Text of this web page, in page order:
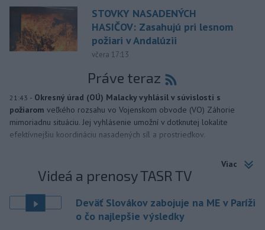
STOVKY NASADENÝCH
HASIČOV: Zasahujú pri lesnom
požiari v Andalúzii
včera 17:13
Práve teraz
21:43 - Okresný úrad (OÚ) Malacky vyhlásil v súvislosti s
požiarom veľkého rozsahu vo Vojenskom obvode (VO) Záhorie
mimoriadnu situáciu. Jej vyhlásenie umožní v dotknutej lokalite
efektívnejšiu koordináciu nasadených síl a prostriedkov.
Viac
Videá a prenosy TASR TV
Deväť Slovákov zabojuje na ME v Paríži
o čo najlepšie výsledky